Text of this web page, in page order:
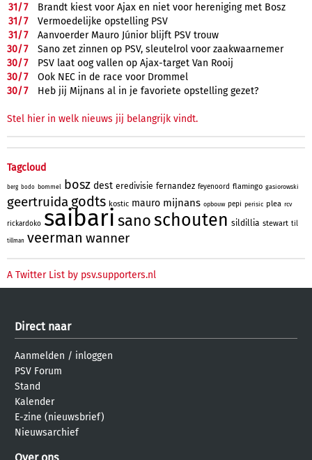
31/7
Brandt kiest voor Ajax en niet voor hereniging met Bosz
31/7
Vermoedelijke opstelling PSV
31/7
Aanvoerder Mauro Júnior blijft PSV trouw
30/7
Sano zet zinnen op PSV, sleutelrol voor zaakwaarnemer
30/7
PSV laat oog vallen op Ajax-target Van Rooij
30/7
Ook NEC in de race voor Drommel
30/7 Heb jij Mijnans al in je favoriete opstelling gezet?
Stel hier in welk nieuws jij belangrijk vindt.
Tagcloud
berg bodo bommel bosz dest eredivisie fernandez feyenoord flamingo gasiorowski
geertruida godts kostic mauro mijnans opbouw pepi perisic plea rcv
rickardoko saibari sanoschouten sildillia stewart til
tillman veerman wanner
A Twitter List by psv.supporters.nl
Direct naar
Aanmelden / inloggen
PSV Forum
Stand
Kalender
E-zine (nieuwsbrief)
Nieuwsarchief